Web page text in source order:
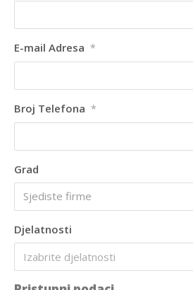
E-mail Adresa *
Broj Telefona *
Grad
Sjediste firme
Djelatnosti